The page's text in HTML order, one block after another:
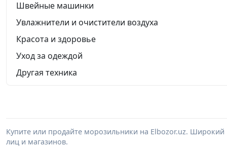
Швейные машинки
Увлажнители и очистители воздуха
Красота и здоровье
Уход за одеждой
Другая техника
Купите или продайте морозильники на Elbozor.uz.
лиц и магазинов.